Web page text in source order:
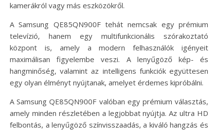
kamerákról vagy más eszközökről.
A Samsung QE85QN900F tehát nemcsak egy prémium
televízió, hanem egy multifunkcionális szórakoztató
központ is, amely a modern felhasználók igényeit
maximálisan figyelembe veszi. A lenyűgöző kép- és
hangminőség, valamint az intelligens funkciók együttesen
egy olyan élményt nyújtanak, amelyet érdemes kipróbálni.
A Samsung QE85QN900F valóban egy prémium választás,
amely minden részletében a legjobbat nyújtja. Az ultra HD
felbontás, a lenyűgöző színvisszaadás, a kiváló hangzás és